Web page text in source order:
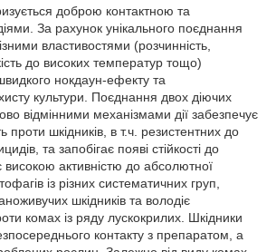
доброю контактною та
За рахунок унікального поєднання
властивостями (розчинність,
до високих температур тощо)
нокдаун-ефекту та
культури. Поєднання двох діючих
відмінними механізмами дії забезпечує
проти шкідників, в т.ч. резистентних до
та запобігає появі стійкості до
високою активністю до абсолютної
із різних систематичних груп,
шкідників та володіє
комах із ряду лускокрилих. Шкідники
контакту з препаратом, а